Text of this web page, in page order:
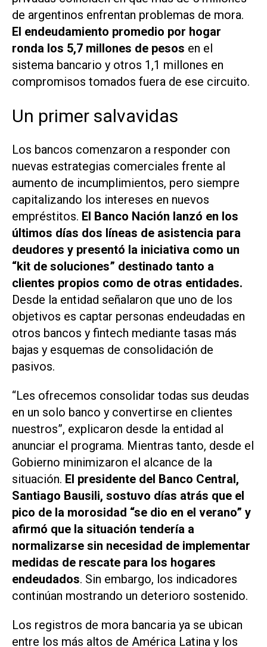
de argentinos enfrentan problemas de mora.
El endeudamiento promedio por hogar
ronda los 5,7 millones de pesos en el
sistema bancario y otros 1,1 millones en
compromisos tomados fuera de ese circuito.
Un primer salvavidas
Los bancos comenzaron a responder con
nuevas estrategias comerciales frente al
aumento de incumplimientos, pero siempre
capitalizando los intereses en nuevos
empréstitos. El Banco Nación lanzó en los
últimos días dos líneas de asistencia para
deudores y presentó la iniciativa como un
“kit de soluciones” destinado tanto a
clientes propios como de otras entidades.
Desde la entidad señalaron que uno de los
objetivos es captar personas endeudadas en
otros bancos y fintech mediante tasas más
bajas y esquemas de consolidación de
pasivos.
“Les ofrecemos consolidar todas sus deudas
en un solo banco y convertirse en clientes
nuestros”, explicaron desde la entidad al
anunciar el programa. Mientras tanto, desde el
Gobierno minimizaron el alcance de la
situación. El presidente del Banco Central,
Santiago Bausili, sostuvo días atrás que el
pico de la morosidad “se dio en el verano” y
afirmó que la situación tendería a
normalizarse sin necesidad de implementar
medidas de rescate para los hogares
endeudados. Sin embargo, los indicadores
continúan mostrando un deterioro sostenido.
Los registros de mora bancaria ya se ubican
entre los más altos de América Latina y los